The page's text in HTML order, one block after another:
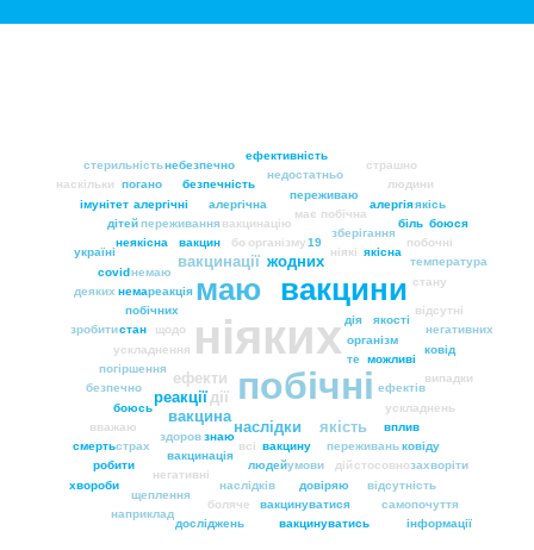
ніяких
побічні
маю вакцини
ефекти
вакцинації
вакцина
жодних
дії
якість
наслідки
реакції
ніякі
здоров
реакція
вакцин організму
переживань
організм
вакцину
щодо
зберігання
вакцинація
знаю
ускладнення
переживання
побічних
якісна
вакцинацію
немаю
якості
можливі
стосовно
умови
людей
неякісна
побічна
ефектів
дія
вплив
негативні
погіршення
те
алергічні
бо
страх
алергічна алергія
всі
відсутність
довіряю
боюсь
має
наслідків
переживаю
стан
ускладнень
щеплення
ковіду
робити
вважаю
безпечно
погано безпечність людини
самопочуття
вакцинуватися
нема
побочні
недостатньо
дітей
covid
боляче
наприклад
якісь
імунітет
стану
стерильність
19
біль
відсутні
захворіти
ковід
хвороби
дій
зробити
небезпечно
смерть
страшно
температура
інформації
вакцинуватись
випадки
деяких
досліджень
ефективність
наскільки
негативних
україні
боюся